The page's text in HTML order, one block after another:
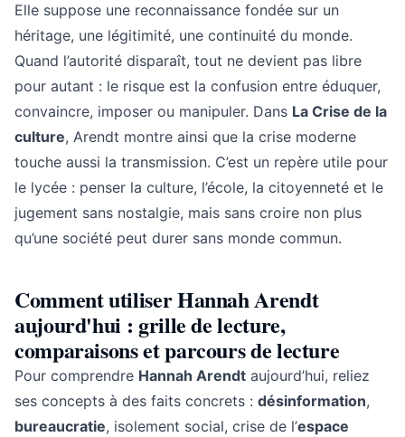
Elle suppose une reconnaissance fondée sur un
héritage, une légitimité, une continuité du monde.
Quand l’autorité disparaît, tout ne devient pas libre
pour autant : le risque est la confusion entre éduquer,
convaincre, imposer ou manipuler. Dans La Crise de la
culture, Arendt montre ainsi que la crise moderne
touche aussi la transmission. C’est un repère utile pour
le lycée : penser la culture, l’école, la citoyenneté et le
jugement sans nostalgie, mais sans croire non plus
qu’une société peut durer sans monde commun.
Comment utiliser Hannah Arendt
aujourd'hui : grille de lecture,
comparaisons et parcours de lecture
Pour comprendre Hannah Arendt aujourd’hui, reliez
ses concepts à des faits concrets : désinformation,
bureaucratie, isolement social, crise de l’espace